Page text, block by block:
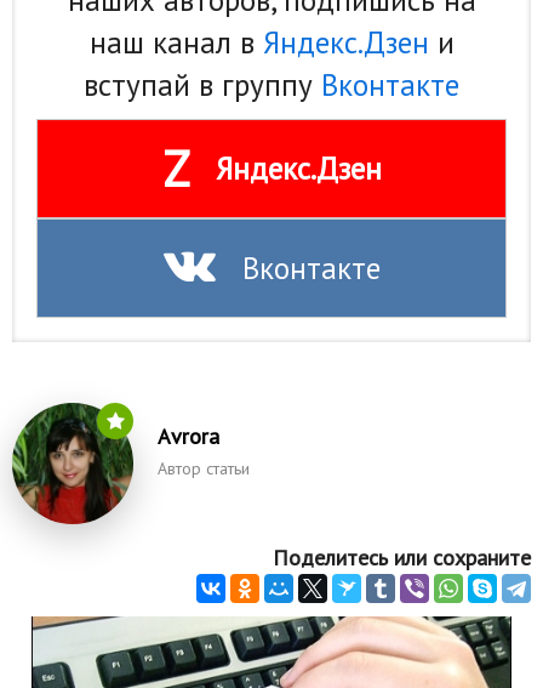
наш канал в Яндекс.Дзен и
вступай в группу Вконтакте
Z Яндекс.Дзен
Вконтакте
Аvrora
Автор статьи
Поделитесь или сохраните